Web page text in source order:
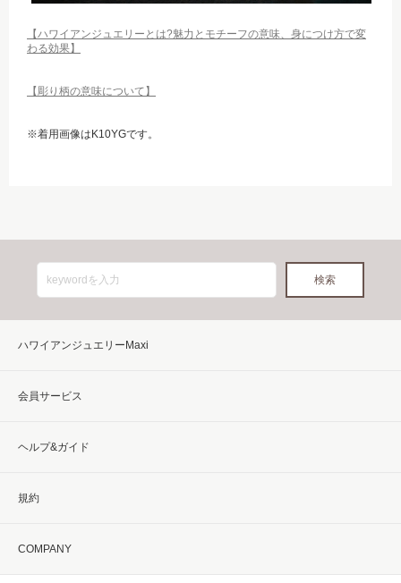
【ハワイアンジュエリーとは?魅力とモチーフの意味、身につけ方で変
わる効果】
【彫り柄の意味について】
※着用画像はK10YGです。
ハワイアンジュエリーMaxi
会員サービス
ヘルプ&ガイド
規約
COMPANY